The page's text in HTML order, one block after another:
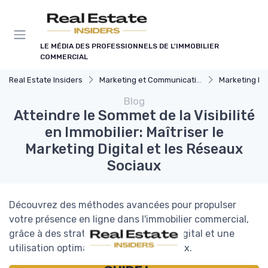
LE MÉDIA DES PROFESSIONNELS DE L'IMMOBILIER
COMMERCIAL
Real Estate Insiders Marketing et Communication Immobilière Marketing Digital
Blog
Atteindre le Sommet de la Visibilité
en Immobilier: Maîtriser le
Marketing Digital et les Réseaux
Sociaux
Découvrez des méthodes avancées pour propulser
votre présence en ligne dans l'immobilier commercial,
grâce à des stratégies de marketing digital et une
utilisation optimale des réseaux sociaux.